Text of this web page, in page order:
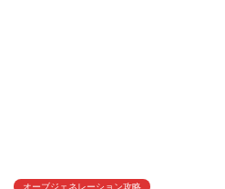
オーブジェネレーション攻略